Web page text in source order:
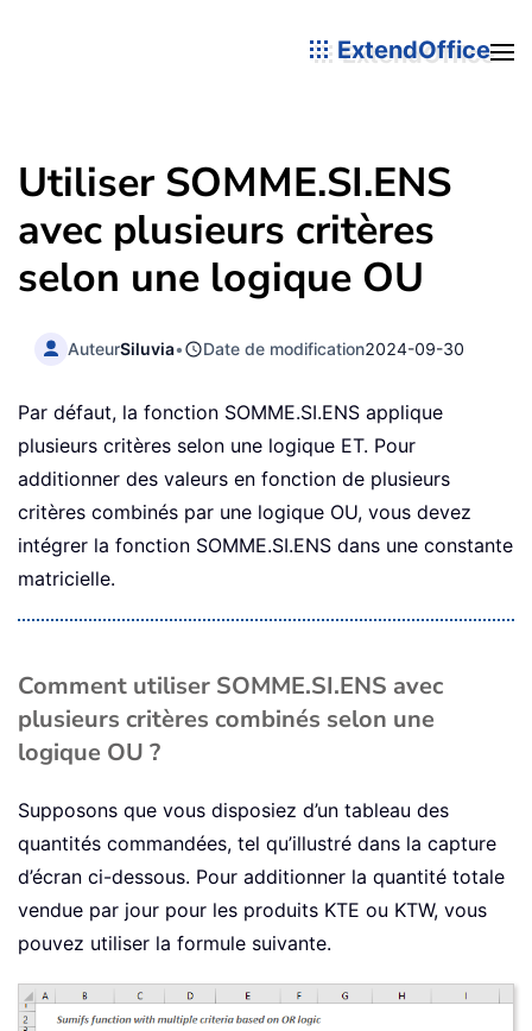
ExtendOffice
Utiliser SOMME.SI.ENS
avec plusieurs critères
selon une logique OU
AuteurSiluvia• Date de modification2024-09-30
Par défaut, la fonction SOMME.SI.ENS applique
plusieurs critères selon une logique ET. Pour
additionner des valeurs en fonction de plusieurs
critères combinés par une logique OU, vous devez
intégrer la fonction SOMME.SI.ENS dans une constante
matricielle.
Comment utiliser SOMME.SI.ENS avec
plusieurs critères combinés selon une
logique OU ?
Supposons que vous disposiez d’un tableau des
quantités commandées, tel qu’illustré dans la capture
d’écran ci-dessous. Pour additionner la quantité totale
vendue par jour pour les produits KTE ou KTW, vous
pouvez utiliser la formule suivante.